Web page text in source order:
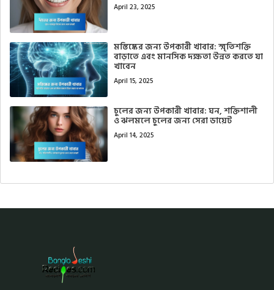
April 23, 2025
মস্তিষ্কের জন্য উপকারী খাবার: স্মৃতিশক্তি
বাড়াতে এবং মানসিক দক্ষতা উন্নত করতে যা
খাবেন
April 15, 2025
চুলের জন্য উপকারী খাবার: ঘন, শক্তিশালী
ও ঝলমলে চুলের জন্য সেরা ডায়েট
April 14, 2025